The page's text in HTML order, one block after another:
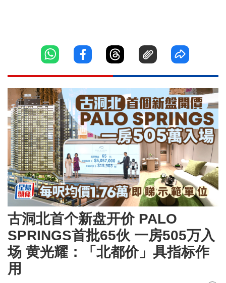
古洞北首个新盘开价 PALO
SPRINGS首批65伙 一房505万入
场 黄光耀：「北都价」具指标作
用